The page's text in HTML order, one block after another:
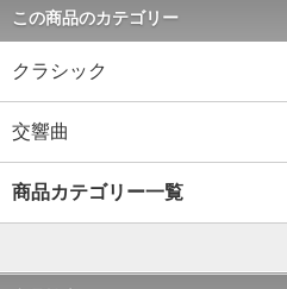
この商品のカテゴリー
クラシック
交響曲
商品カテゴリー一覧